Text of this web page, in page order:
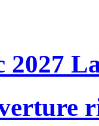
2027